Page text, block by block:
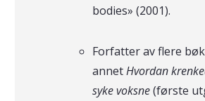
bodies» (2001).
Forfatter av flere
annetHvordan
syke voksne(første